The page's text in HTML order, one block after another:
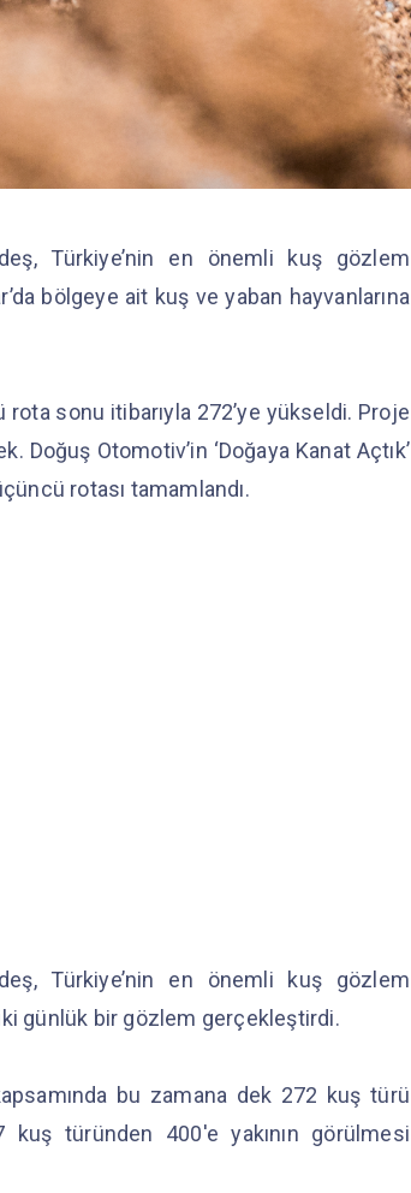
Türkiye’nin en önemli kuş gözlem
bölgeye ait kuş ve yaban hayvanlarına
sonu itibarıyla 272’ye yükseldi. Proje
Otomotiv’in ‘Doğaya Kanat Açtık’
rotası tamamlandı.
Türkiye’nin en önemli kuş gözlem
iki günlük bir gözlem gerçekleştirdi.
bu zamana dek 272 kuş türü
kuş türünden 400'e yakının görülmesi